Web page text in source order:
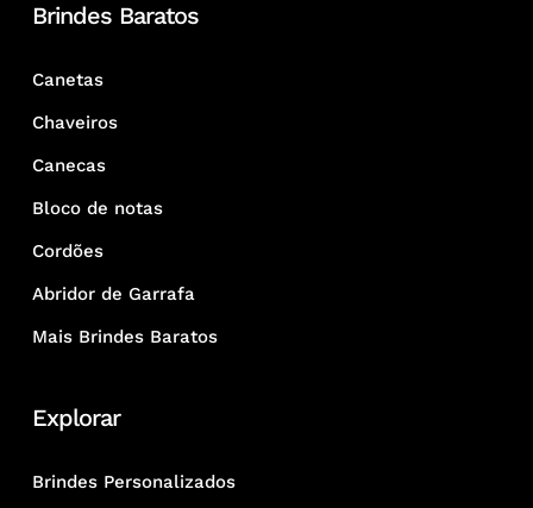
Brindes Baratos
Canetas
Chaveiros
Canecas
Bloco de notas
Cordões
Abridor de Garrafa
Mais Brindes Baratos
Explorar
Brindes Personalizados